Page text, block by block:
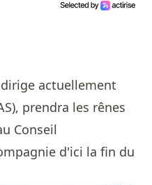
actuellement
prendra les rênes
Conseil
d'ici la fin du